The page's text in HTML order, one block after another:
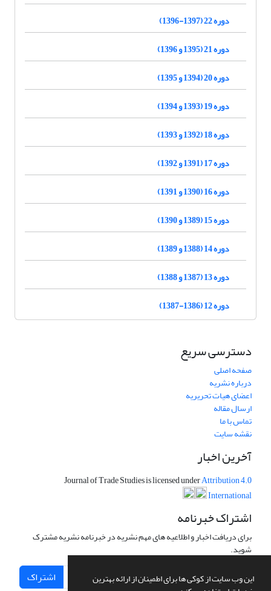
این وب سایت از کوکی ها برای اطمینان از ارائه بهترین
دوره 22 (1397-1396)
دوره 21 (1395 و 1396)
دوره 20 (1394 و 1395)
دوره 19 (1393 و 1394)
دوره 18 (1392 و 1393)
دوره 17 (1391 و 1392)
دوره 16 (1390 و 1391)
دوره 15 (1389 و 1390)
دوره 14 (1388 و 1389)
دوره 13 (1387 و 1388)
دوره 12 (1386-1387)
دسترسی سریع
صفحه اصلی
درباره نشریه
اعضای هیات تحریریه
ارسال مقاله
تماس با ما
نقشه سایت
آخرین اخبار
Journal of Trade Studies is licensed underAttribution 4.0
International
اشتراک خبرنامه
برای دریافت اخبار و اطلاعیه های مهم نشریه در خبرنامه نشریه مشترک
شوید.
اشتراک